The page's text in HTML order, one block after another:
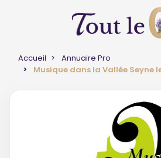
Accueil
Annuaire Pro
Musique dans la Vallée Seyne